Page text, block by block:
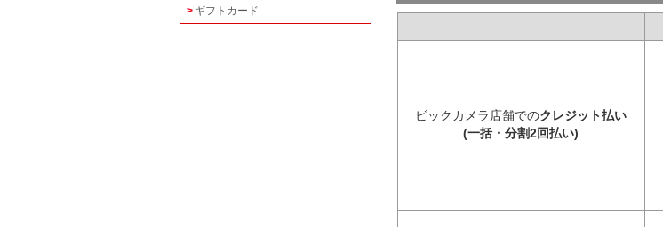
ビックカメラ 店舗でのクレジット払い
(一括・分割2回払い)
ギフトカード